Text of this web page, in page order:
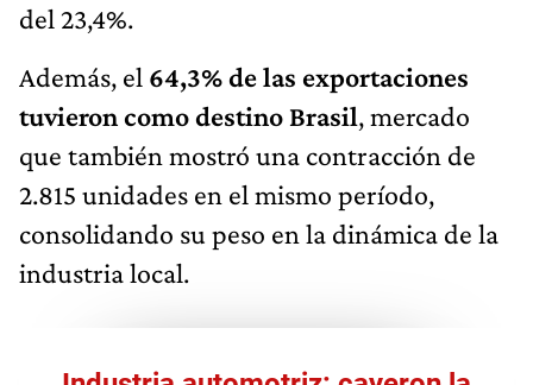
del 23,4%.
Además, el 64,3% de las exportaciones
tuvieron como destino Brasil, mercado
que también mostró una contracción de
2.815 unidades en el mismo período,
consolidando su peso en la dinámica de la
industria local.